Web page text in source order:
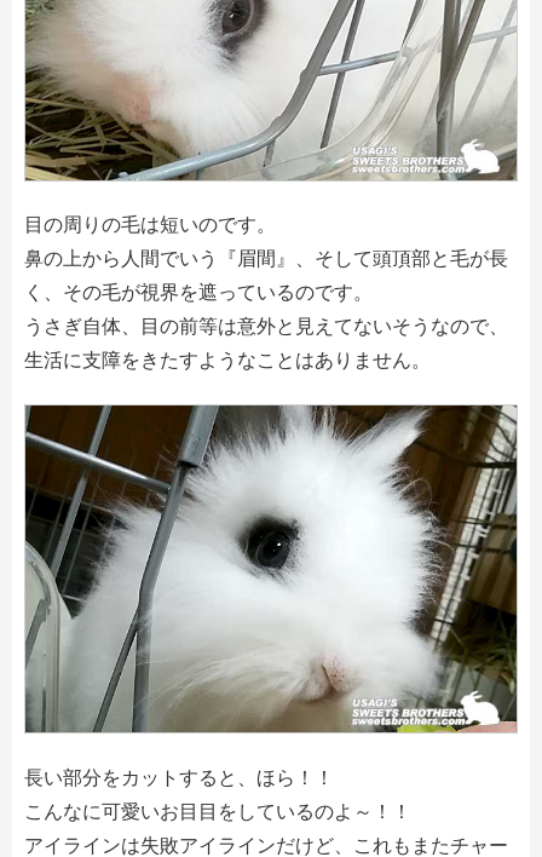
目の周りの毛は短いのです。
鼻の上から人間でいう『眉間』、そして頭頂部と毛が長
く、その毛が視界を遮っているのです。
うさぎ自体、目の前等は意外と見えてないそうなので、
生活に支障をきたすようなことはありません。
長い部分をカットすると、ほら！！
こんなに可愛いお目目をしているのよ～！！
アイラインは失敗アイラインだけど、これもまたチャー